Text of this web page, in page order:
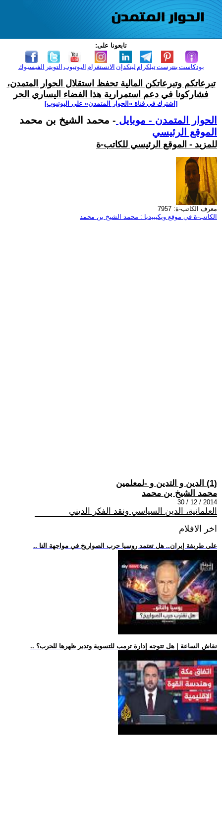
تابعونا على:
الفيسبوك التويتر اليوتيوب الانستغرام لينكدإن تيلكرامبنترست بودكاست
تبرعاتكم وتبرعاتكن المالية تحفظ استقلال الحوار المتمدن،
فشاركونا في دعم استمرارية هذا الفضاء اليساري الحر
[اشترك في قناة ‫«الحوار المتمدن» على اليوتيوب]
الحوار المتمدن - موبايل - محمد الشيخ بن محمد
الموقع الرئيسي
للمزيد - الموقع الرئيسي للكاتب-ة
معرف الكاتب-ة: 7957
الكاتب-ة في موقع ويكيبيديا : محمد الشيخ بن محمد
(1) الدين و التدين و -لمعلمين
محمد الشيخ بن محمد
2014 / 12 / 30
العلمانية، الدين السياسي ونقد الفكر الديني
اخر الافلام
.. على طريقة إيران.. هل تعتمد روسيا حرب الصواريخ في مواجهة النا
.. نقاش الساعة | هل تتوجه إدارة ترمب للتسوية وتدير ظهرها للحرب؟